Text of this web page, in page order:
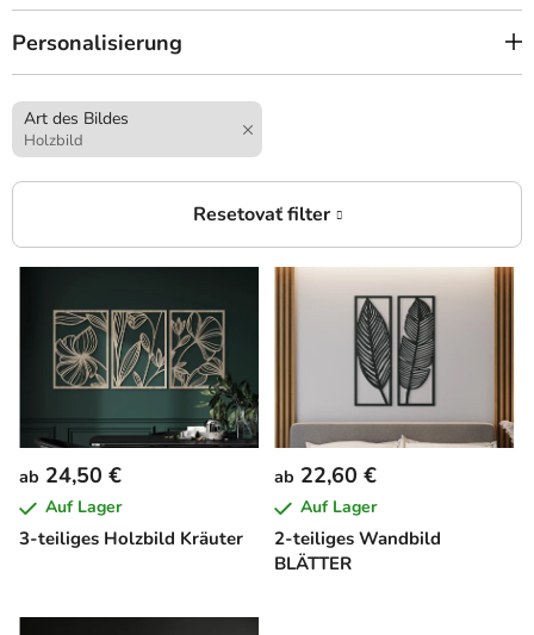
Personalisierung
Art des Bildes
Holzbild
L
e
r
P
r
d
3-teiliges Holzbild Kräuter
ab 24,50 €
Auf Lager
2-teiliges Wandbild
BLÄTTER
ab 22,60 €
Auf Lager